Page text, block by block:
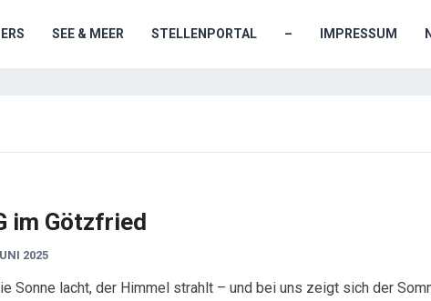
SEE & MEER STELLENPORTAL – IMPRESSUM
im Götzfried
2025
Sonne lacht, der Himmel strahlt – und bei uns zeigt sich der